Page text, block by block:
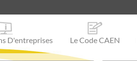
D'entreprises Le Code CAEN